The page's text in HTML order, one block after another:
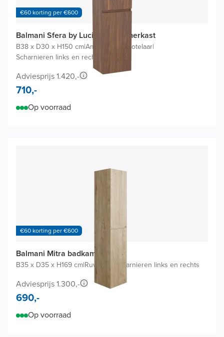
€60 korting per €600
Balmani Sfera by Lucida badkamerkast
B38 x D30 x H150 cm|Amerikaanse notelaar|
Scharnieren links en rechts
Adviesprijs 1.420,-
710,-
Op voorraad
€60 korting per €600
Balmani Mitra badkamerkast
B35 x D35 x H169 cm|Ruwe eik Scharnieren links en rechts
Adviesprijs 1.300,-
690,-
Op voorraad